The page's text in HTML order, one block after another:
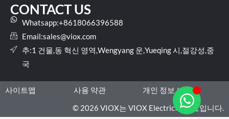
CONTACT US
Whatsapp:+8618066396588
Email:sales@viox.com
추:1 건물,동 혁신 영역,Wengyang 운,Yueqing 시,절강성,중
국
사이트맵 사용 약관
개인 정보 보호
© 2026 VIOX는 VIOX Electric의 상표입니다.